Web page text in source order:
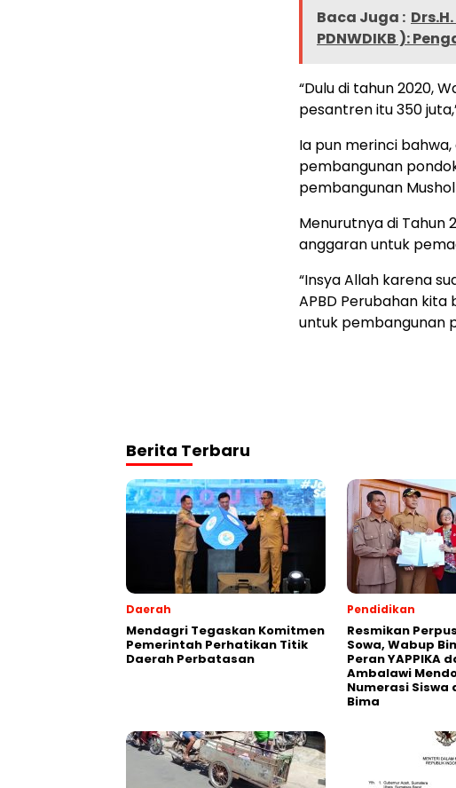
Baca Juga :
PDNWDIKB ):
“Dulu di tahun 2020,
pesantren itu 350
Ia pun merinci
pembangunan
pembangunan
Menurutnya di Tahun
anggaran untuk
“Insya Allah karena
APBD Perubahan
untuk pembangunan
Berita Terbaru
Daerah
Mendagri Tegaskan Komitmen
Pemerintah Perhatikan Titik
Daerah Perbatasan
Pendidikan
Resmikan
Sowa, Wabup
Peran YAPPIKA
Ambalawi
Numerasi
Bima